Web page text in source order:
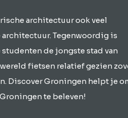
architectuur ook veel
Tegenwoordig is
de jongste stad van
fietsen relatief gezien
Discover Groningen helpt je
te beleven!